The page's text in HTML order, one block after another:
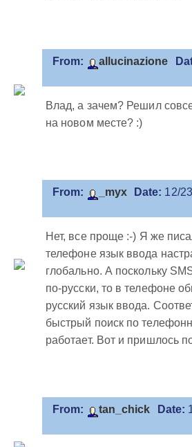
From: allucinazione
Влад, а зачем? Решил
на новом месте? :)
From: _myx Date: 12/
Нет, все проще :-) Я же
телефоне язык ввода
глобально. А поскольку
по-русски, то в телефоне
русский язык ввода.
быстрый поиск по
работает. Вот и пришлось
From: tan_chick Date: